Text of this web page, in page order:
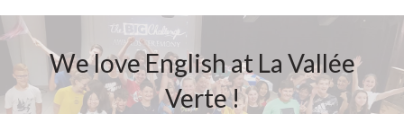
We love English at La Vallée
Verte !